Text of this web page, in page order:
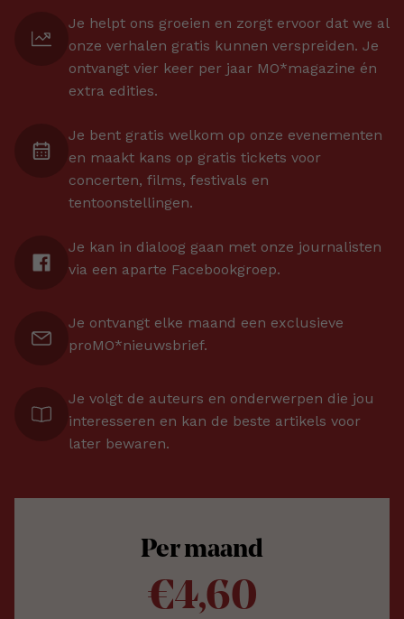
Je helpt ons groeien en zorgt ervoor dat we al
onze verhalen gratis kunnen verspreiden. Je
ontvangt vier keer per jaar MO*magazine én
extra edities.
Je bent gratis welkom op onze evenementen
en maakt kans op gratis tickets voor
concerten, films, festivals en
tentoonstellingen.
Je kan in dialoog gaan met onze journalisten
via een aparte Facebookgroep.
Je ontvangt elke maand een exclusieve
proMO*nieuwsbrief.
Je volgt de auteurs en onderwerpen die jou
interesseren en kan de beste artikels voor
later bewaren.
Per maand
€4,60